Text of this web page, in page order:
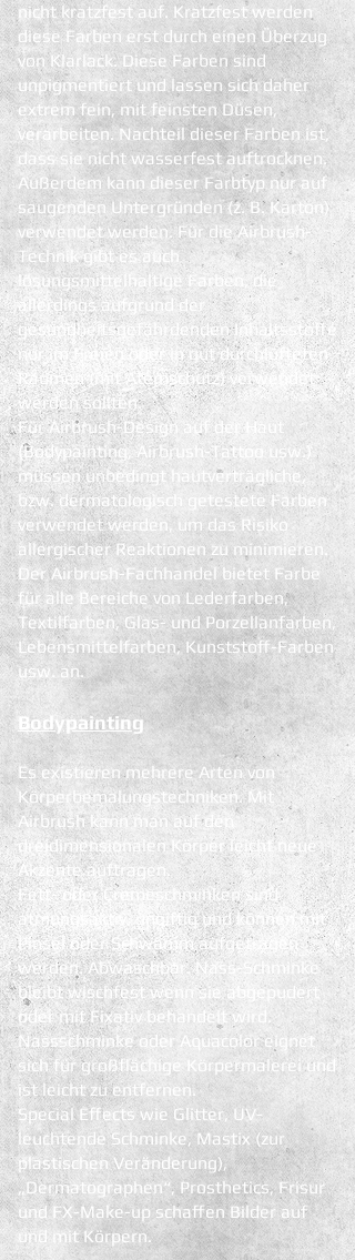
nicht kratzfest auf. Kratzfest werden
diese Farben erst durch einen Überzug
von Klarlack. Diese Farben sind
unpigmentiert und lassen sich daher
extrem fein, mit feinsten Düsen,
verarbeiten. Nachteil dieser Farben ist,
dass sie nicht wasserfest auftrocknen.
Außerdem kann dieser Farbtyp nur auf
saugenden Untergründen (z. B. Karton)
verwendet werden. Für die Airbrush-
Technik gibt es auch
lösungsmittelhaltige Farben, die
allerdings aufgrund der
gesundheitsgefährdenden Inhaltsstoffe
nur im Freien oder in gut durchlüfteten
Räumen (mit Atemschutz) verwendet
werden sollten.
Für Airbrush-Design auf der Haut
(Bodypainting, Airbrush-Tattoo usw.)
müssen unbedingt hautverträgliche,
bzw. dermatologisch getestete Farben
verwendet werden, um das Risiko
allergischer Reaktionen zu minimieren.
Der Airbrush-Fachhandel bietet Farbe
für alle Bereiche von Lederfarben,
Textilfarben, Glas- und Porzellanfarben,
Lebensmittelfarben, Kunststoff-Farben
usw. an.
Bodypainting
Es existieren mehrere Arten von
Körperbemalungstechniken. Mit
Airbrush kann man auf den
dreidimensionalen Körper leicht neue
Akzente auftragen.
Fett- oder Cremeschminken sind
atmungsaktiv, ungiftig und können mit
Pinsel oder Schwamm aufgetragen
werden. Abwaschbar. Nass-Schminke
bleibt wischfest wenn sie abgepudert
oder mit Fixativ behandelt wird.
Nassschminke oder Aquacolor eignet
sich für großflächige Körpermalerei und
ist leicht zu entfernen.
Special Effects wie Glitter, UV-
leuchtende Schminke, Mastix (zur
plastischen Veränderung),
„Dermatographen“, Prosthetics, Frisur
und FX-Make-up schaffen Bilder auf
und mit Körpern.